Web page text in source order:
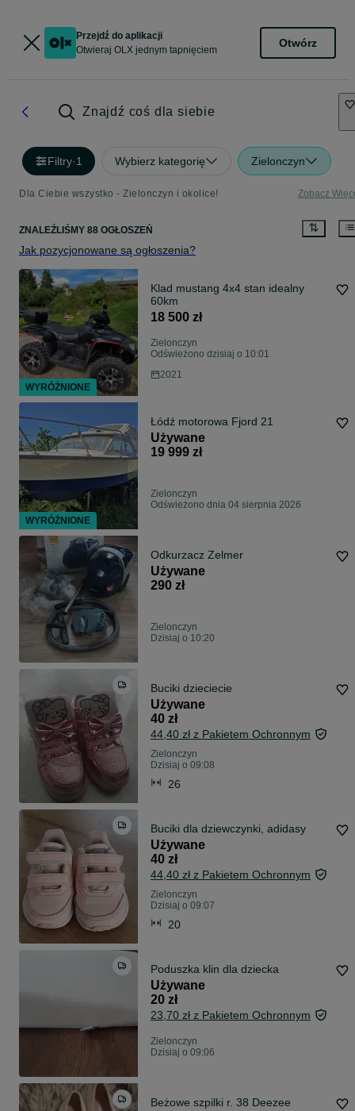
Przejdź do aplikacji
Otwieraj OLX jednym tapnięciem
Otwórz
Znajdź coś dla siebie
Filtry·1 Wybierz kategorię Zielonczyn
Dla Ciebie wszystko - Zielonczyn i okolice! Zobacz
ZNALEŹLIŚMY 88 OGŁOSZEŃ
Jak pozycjonowane są ogłoszenia?
Klad mustang 4x4 stan idealny
60km
18 500 zł
Zielonczyn
Odświeżono dzisiaj o 10:01
2021
Łódź motorowa Fjord 21
Używane
19 999 zł
Zielonczyn
Odświeżono dnia 04 sierpnia 2026
Odkurzacz Zelmer
Używane
290 zł
Zielonczyn
Dzisiaj o 10:20
Buciki dzieciecie
Używane
40 zł
44,40 zł z Pakietem Ochronnym
Zielonczyn
Dzisiaj o 09:08
26
Buciki dla dziewczynki, adidasy
Używane
40 zł
44,40 zł z Pakietem Ochronnym
Zielonczyn
Dzisiaj o 09:07
20
Poduszka klin dla dziecka
Używane
20 zł
23,70 zł z Pakietem Ochronnym
Zielonczyn
Dzisiaj o 09:06
Beżowe szpilki r. 38 Deezee
WYRÓŻNIONE
WYRÓŻNIONE